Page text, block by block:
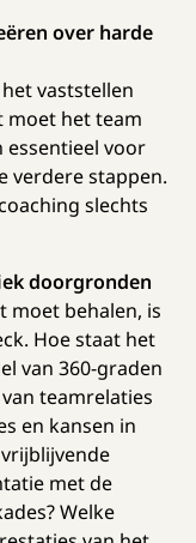
over harde
vaststellen
moet het team
essentieel voor
verdere stappen.
slechts
doorgronden
moet behalen, is
Hoe staat het
van 360-graden
teamrelaties
en kansen in
met de
Welke